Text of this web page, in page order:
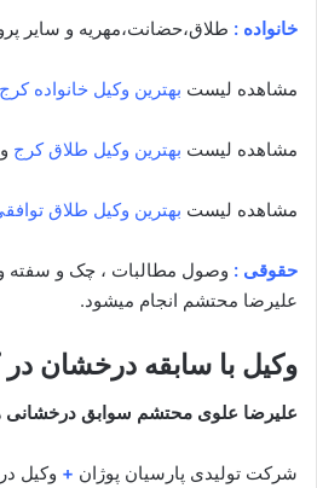
خانواده : طلاق،حضانت،مهریه و سایر
مشاهده لیست بهترین وکیل خانواده کرج
مشاهده لیست بهترین وکیل طلاق کرج
مشاهده لیست بهترین وکیل طلاق
حقوقی : وصول مطالبات ، چک و
علیرضا محتشم انجام میشود.
وکیل با سابقه درخشان
علیرضا علوی محتشم سوابق
شرکت تولیدی پارسیان پوژان +